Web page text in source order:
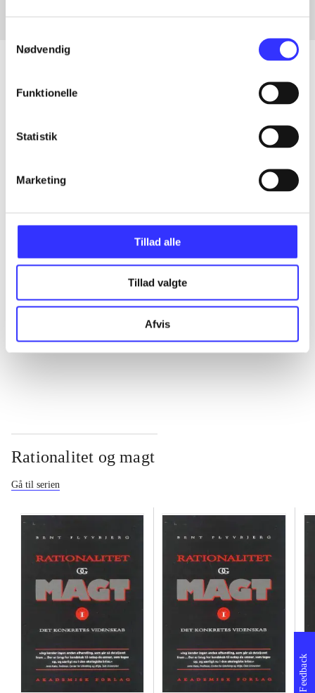
Nødvendig
Funktionelle
Statistik
Marketing
Tillad alle
Tillad valgte
Afvis
...
...
Rationalitet og magt
Gå til serien
Feedback